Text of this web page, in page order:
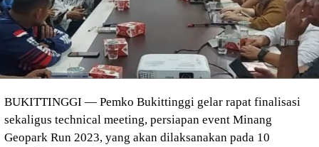
BUKITTINGGI — Pemko Bukittinggi gelar rapat finalisasi
sekaligus technical meeting, persiapan event Minang
Geopark Run 2023, yang akan dilaksanakan pada 10